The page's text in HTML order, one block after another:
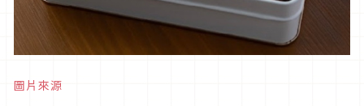
圖片來源